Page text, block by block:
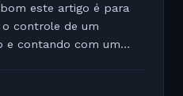
este artigo é para
o controle de um
e contando com um